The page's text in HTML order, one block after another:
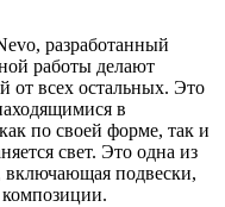
разработанный
работы делают
от всех остальных. Это
в
по своей форме, так и
свет. Это одна из
подвески,